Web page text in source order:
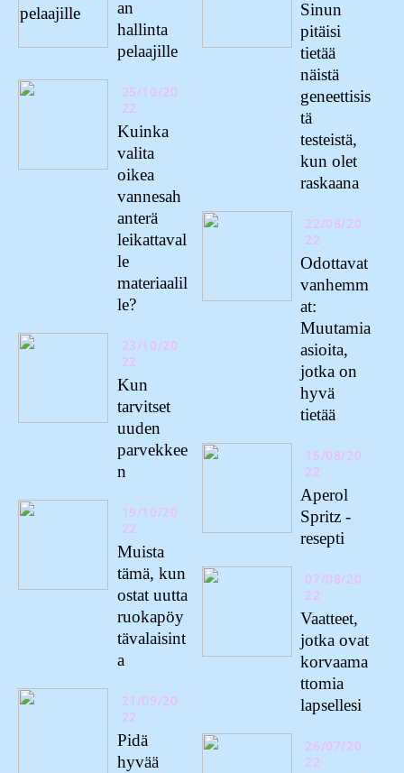
an
hallinta
pelaajille
25/10/20
22
Kuinka
valita
oikea
vannesah
anterä
leikattaval
le
materiaalil
le?
23/10/20
22
Kun
tarvitset
uuden
parvekkee
n
19/10/20
22
Muista
tämä, kun
ostat uutta
ruokapöy
tävalaisint
a
21/09/20
22
Pidä
hyvää
Sinun
pitäisi
tietää
näistä
geneettisis
tä
testeistä,
kun olet
raskaana
22/08/20
22
Odottavat
vanhemm
at:
Muutamia
asioita,
jotka on
hyvä
tietää
15/08/20
22
Aperol
Spritz -
resepti
07/08/20
22
Vaatteet,
jotka ovat
korvaama
ttomia
lapsellesi
26/07/20
22